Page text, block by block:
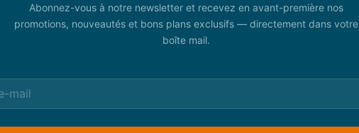
Abonnez-vous à notre newsletter et recevez en avant-première nos
promotions, nouveautés et bons plans exclusifs — directement dans votre
boîte mail.